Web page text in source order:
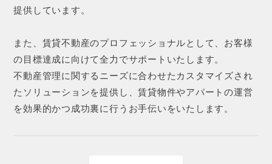
提供しています。
また、賃貸不動産のプロフェッショナルとして、お客様
の目標達成に向けて全力でサポートいたします。
不動産管理に関するニーズに合わせたカスタマイズされ
たソリューションを提供し、賃貸物件やアパートの運営
を効果的かつ成功裏に行うお手伝いをいたします。